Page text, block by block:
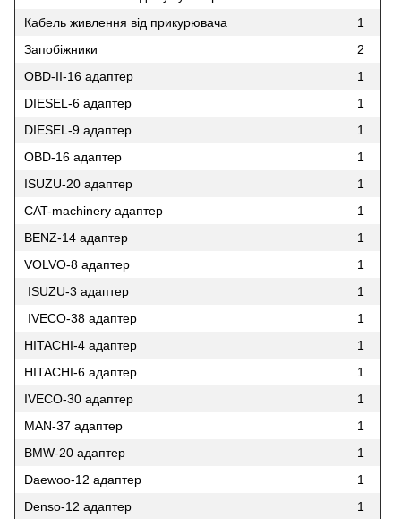
Кабель живлення від прикурювача
1
Запобіжники
2
OBD-II-16 адаптер
1
DIESEL-6 адаптер
1
DIESEL-9 адаптер
1
OBD-16 адаптер
1
ISUZU-20 адаптер
1
CAT-machinery адаптер
1
BENZ-14 адаптер
1
VOLVO-8 адаптер
1
ISUZU-3 адаптер
1
IVECO-38 адаптер
1
HITACHI-4 адаптер
1
HITACHI-6 адаптер
1
IVECO-30 адаптер
1
MAN-37 адаптер
1
BMW-20 адаптер
1
Daewoo-12 адаптер
1
Denso-12 адаптер
1